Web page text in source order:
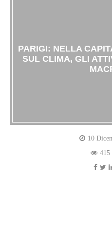
PARIGI: NELLA
SUL CLIMA, GLI
10
415